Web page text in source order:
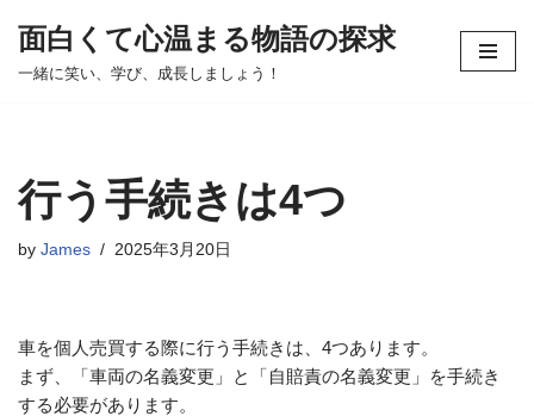
コ
ツ
へ
キ
面白くて心温まる物語の探求
一緒に笑い、学び、成長しましょう！
行う手続きは4つ
by James 2025年3月20日
車を個人売買する際に行う手続きは、4つあります。
まず、「車両の名義変更」と「自賠責の名義変更」を手続き
する必要があります。